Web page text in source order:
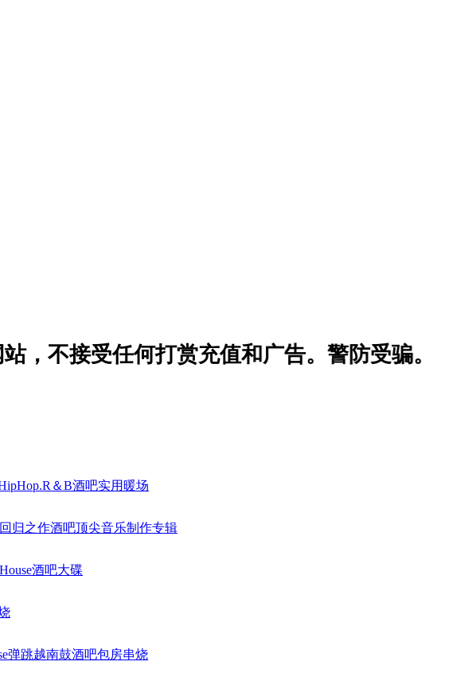
网站，不接受任何打赏充值和广告。警防受骗。
＆B酒吧实用暖场
归之作酒吧顶尖音乐制作专辑
酒吧大碟
弹跳越南鼓酒吧包房串烧